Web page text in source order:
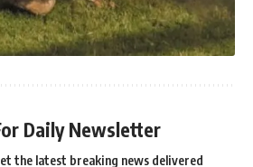
Daily Newsletter
the latest breaking news delivered